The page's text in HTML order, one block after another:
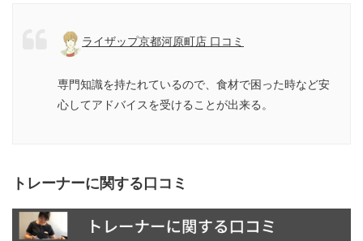
ライザップ京都河原町店 口コミ
専門知識を持たれているので、食材で困った時など安
心してアドバイスを受けることが出来る。
トレーナーに関する口コミ